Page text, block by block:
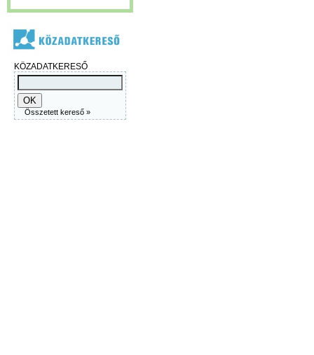
KÖZADATKERESŐ
Összetett kereső »